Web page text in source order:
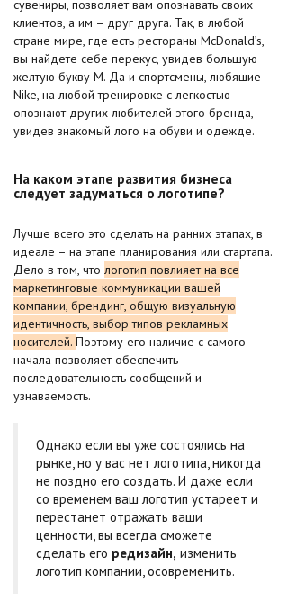
сувениры, позволяет вам опознавать своих
клиентов, а им – друг друга. Так, в любой
стране мире, где есть рестораны McDonald’s,
вы найдете себе перекус, увидев большую
желтую букву М. Да и спортсмены, любящие
Nike, на любой тренировке с легкостью
опознают других любителей этого бренда,
увидев знакомый лого на обуви и одежде.
На каком этапе развития бизнеса
следует задуматься о логотипе?
Лучше всего это сделать на ранних этапах, в
идеале – на этапе планирования или стартапа.
Дело в том, что логотип повлияет на все
маркетинговые коммуникации вашей
компании, брендинг, общую визуальную
идентичность, выбор типов рекламных
носителей. Поэтому его наличие с самого
начала позволяет обеспечить
последовательность сообщений и
узнаваемость.
Однако если вы уже состоялись на
рынке, но у вас нет логотипа, никогда
не поздно его создать. И даже если
со временем ваш логотип устареет и
перестанет отражать ваши
ценности, вы всегда сможете
сделать его редизайн, изменить
логотип компании, осовременить.